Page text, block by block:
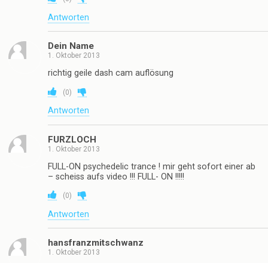
Antworten
Dein Name
1. Oktober 2013
richtig geile dash cam auflösung
(0)
Antworten
FURZLOCH
1. Oktober 2013
FULL-ON psychedelic trance ! mir geht sofort einer ab
– scheiss aufs video !!! FULL- ON !!!!!
(0)
Antworten
hansfranzmitschwanz
1. Oktober 2013